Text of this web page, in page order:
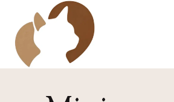
contenido